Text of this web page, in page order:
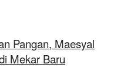
Pangan, Maesyal
Mekar Baru